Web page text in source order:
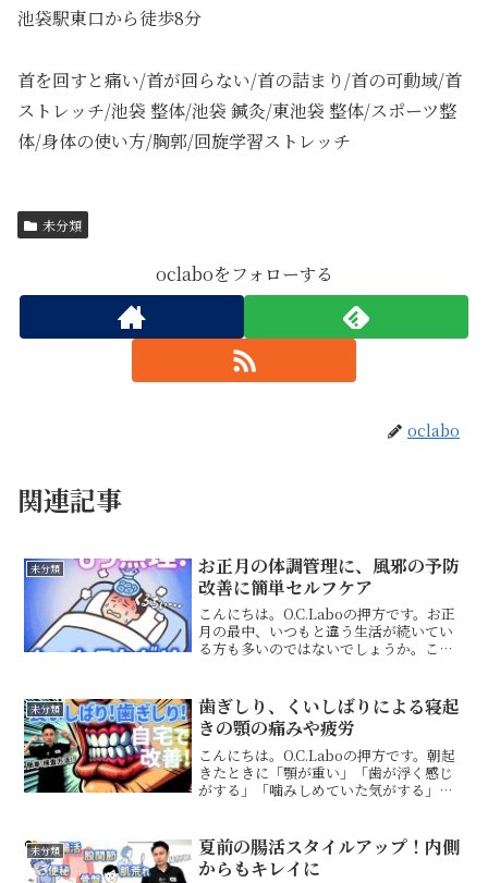
池袋駅東口から徒歩8分
首を回すと痛い/首が回らない/首の詰まり/首の可動域/首
ストレッチ/池袋 整体/池袋 鍼灸/東池袋 整体/スポーツ整
体/身体の使い方/胸郭/回旋学習ストレッチ
未分類
oclaboをフォローする
oclabo
関連記事
未分類
お正月の体調管理に、風邪の予防
改善に簡単セルフケア
こんにちは。O.C.Laboの押方です。お正
月の最中、いつもと違う生活が続いてい
る方も多いのではないでしょうか。この
疲れや自律神経の乱れから不調を感じや
すくなる傾向があ...
未分類
歯ぎしり、くいしばりによる寝起
きの顎の痛みや疲労
こんにちは。O.C.Laboの押方です。朝起
きたときに「顎が重い」「歯が浮く感じ
がする」「噛みしめていた気がする」そ
りや歯ぎしりは、顎そのものが悪い以外
にも、体と神経が...
未分類
夏前の腸活スタイルアップ！内側
からもキレイに